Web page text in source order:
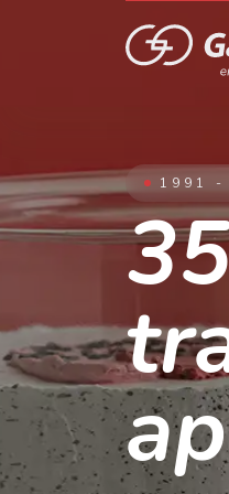
1991 -